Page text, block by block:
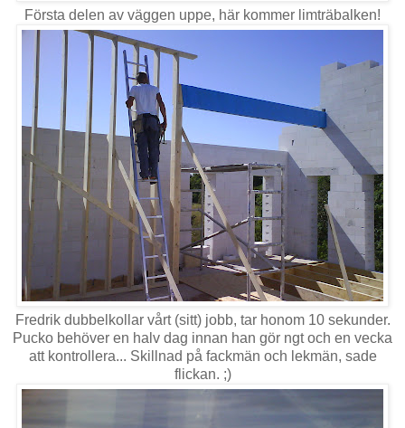
Första delen av väggen uppe, här kommer limträbalken!
Fredrik dubbelkollar vårt (sitt) jobb, tar honom 10 sekunder.
Pucko behöver en halv dag innan han gör ngt och en vecka
att kontrollera... Skillnad på fackmän och lekmän, sade
flickan. ;)